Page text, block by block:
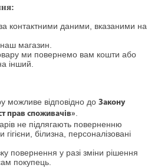
контактними даними, вказаними на
магазин.
ми повернемо вам кошти або
інший.
можливе відповідно до Закону
прав споживачів».
не підлягають поверненню
білизна, персоналізовані
повернення у разі зміни рішення
покупець.